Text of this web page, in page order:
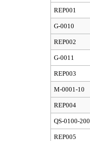
REP001
G-0010
REP002
G-0011
REP003
M-0001-10
REP004
QS-0100-200
REP005